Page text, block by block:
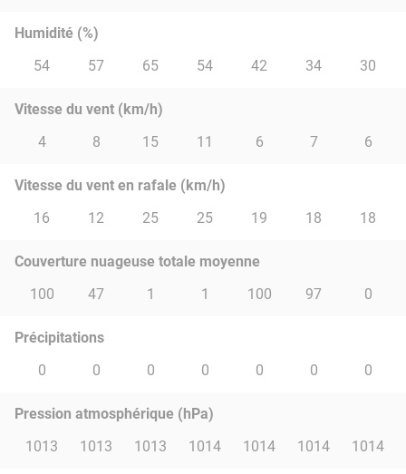
Humidité (%)
54
57 65 54 42 34 30
Vitesse du vent (km/h)
4
8 15 11 6 7 6
Vitesse du vent en rafale (km/h)
16
12 25 25 19 18 18
Couverture nuageuse totale moyenne
100
47 1 1 100 97 0
Précipitations
0
0 0 0 0 0 0
Pression atmosphérique (hPa)
1013
1013 1013 1014 1014 1014 1014